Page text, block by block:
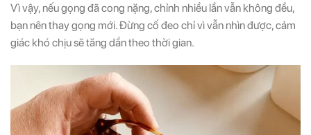
Vì vậy, nếu gọng đã cong nặng, chỉnh nhiều lần vẫn không đều,
bạn nên thay gọng mới. Đừng cố đeo chỉ vì vẫn nhìn được, cảm
giác khó chịu sẽ tăng dần theo thời gian.